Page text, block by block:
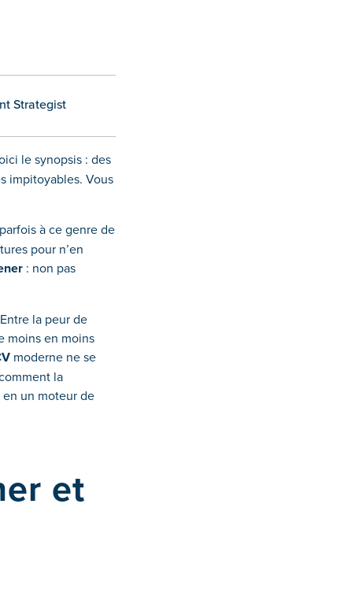
Strategist
le synopsis : des
impitoyables. Vous
à ce genre de
pour n’en
: non pas
la peur de
moins en moins
moderne ne se
la
un moteur de
et